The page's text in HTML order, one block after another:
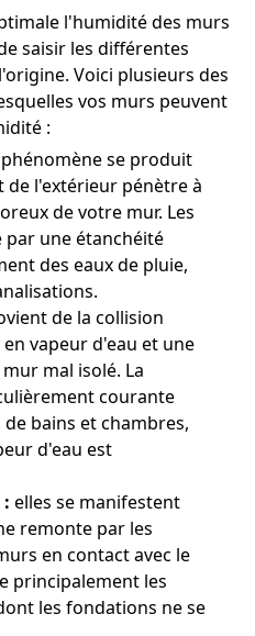
l'humidité des murs
saisir les différentes
Voici plusieurs des
vos murs peuvent
:
se produit
de l'extérieur pénètre à
de votre mur. Les
une étanchéité
des eaux de pluie,
de la collision
vapeur d'eau et une
mal isolé. La
courante
bains et chambres,
d'eau est
elles se manifestent
remonte par les
en contact avec le
principalement les
les fondations ne se